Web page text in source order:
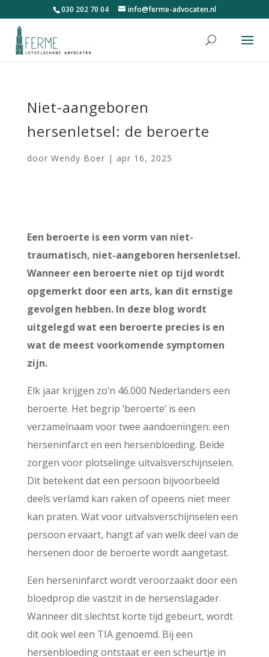
030 202 70 04 info@ferme-advocaten.nl
Niet-aangeboren
hersenletsel: de beroerte
door Wendy Boer | apr 16, 2025
Een beroerte is een vorm van niet-
traumatisch, niet-aangeboren hersenletsel.
Wanneer een beroerte niet op tijd wordt
opgemerkt door een arts, kan dit ernstige
gevolgen hebben. In deze blog wordt
uitgelegd wat een beroerte precies is en
wat de meest voorkomende symptomen
zijn.
Elk jaar krijgen zo’n 46.000 Nederlanders een
beroerte. Het begrip ‘beroerte’ is een
verzamelnaam voor twee aandoeningen: een
herseninfarct en een hersenbloeding. Beide
zorgen voor plotselinge uitvalsverschijnselen.
Dit betekent dat een persoon bijvoorbeeld
deels verlamd kan raken of opeens niet meer
kan praten. Wat voor uitvalsverschijnselen een
persoon ervaart, hangt af van welk deel van de
hersenen door de beroerte wordt aangetast.
Een herseninfarct wordt veroorzaakt door een
bloedprop die vastzit in de hersenslagader.
Wanneer dit slechtst korte tijd gebeurt, wordt
dit ook wel een TIA genoemd. Bij een
hersenbloeding ontstaat er een scheurtje in